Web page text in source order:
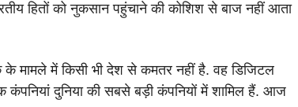
हितों को नुकसान पहुंचाने की कोशिश से बाज नहीं आता
मामले में किसी भी देश से कमतर नहीं है. वह डिजिटल
कंपनियां दुनिया की सबसे बड़ी कंपनियों में शामिल हैं. आज